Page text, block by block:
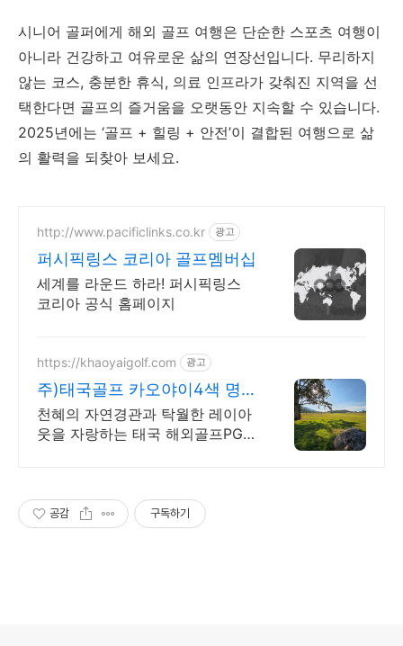
시니어 골퍼에게 해외 골프 여행은 단순한 스포츠 여행이
아니라 건강하고 여유로운 삶의 연장선입니다. 무리하지
않는 코스, 충분한 휴식, 의료 인프라가 갖춰진 지역을 선
택한다면 골프의 즐거움을 오랫동안 지속할 수 있습니다.
2025년에는 ‘골프 + 힐링 + 안전’이 결합된 여행으로 삶
의 활력을 되찾아 보세요.
http://www.pacificlinks.co.kr 광고
퍼시픽링스 코리아 골프멤버십
세계를 라운드 하라! 퍼시픽링스
코리아 공식 홈페이지
https://khaoyaigolf.com 광고
주)태국골프 카오야이4색 명문
골프장을
천혜의 자연경관과 탁월한 레이아
웃을 자랑하는 태국 해외골프PGA
공감 구독하기